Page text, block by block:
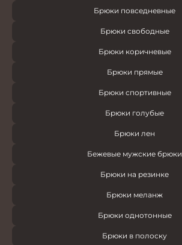
Брюки повседневные
Брюки свободные
Брюки коричневые
Брюки прямые
Брюки спортивные
Брюки голубые
Брюки лен
Бежевые мужские брюки
Брюки на резинке
Брюки меланж
Брюки однотонные
Брюки в полоску